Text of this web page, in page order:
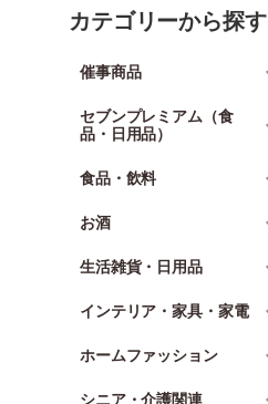
カテゴリーから探す
催事商品
セブンプレミアム（食
品・日用品）
食品・飲料
お酒
生活雑貨・日用品
インテリア・家具・家電
ホームファッション
シニア・介護関連